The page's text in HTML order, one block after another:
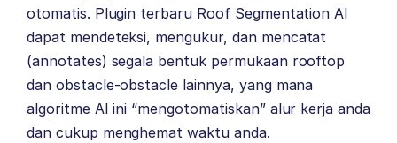
otomatis. Plugin terbaru Roof Segmentation AI
dapat mendeteksi, mengukur, dan mencatat
(annotates) segala bentuk permukaan rooftop
dan obstacle-obstacle lainnya, yang mana
algoritme AI ini “mengotomatiskan” alur kerja anda
dan cukup menghemat waktu anda.